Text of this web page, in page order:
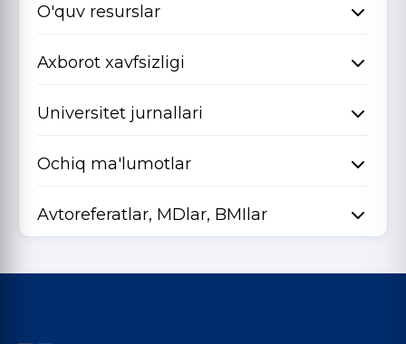
O'quv resurslar
Axborot xavfsizligi
Universitet jurnallari
Ochiq ma'lumotlar
Avtoreferatlar, MDlar, BMIlar